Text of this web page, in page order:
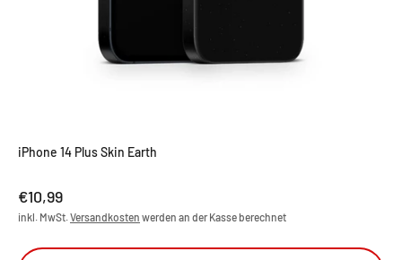
iPhone 14 Plus Skin Earth
Angebot
€10,99
inkl. MwSt.Versandkosten werden an der Kasse berechnet